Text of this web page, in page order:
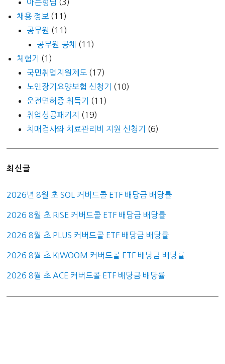
아는형님 (3)
채용 정보 (11)
공무원 (11)
공무원 공채 (11)
체험기
(1)
국민취업지원제도 (17)
노인장기요양보험 신청기
(10)
운전면허증 취득기
(11)
취업성공패키지
(19)
치매검사와 치료관리비 지원 신청기
(6)
최신글
2026년 8월 초 SOL 커버드콜 ETF 배당금 배당률
2026 8월 초 RISE 커버드콜 ETF 배당금 배당률
2026 8월 초 PLUS 커버드콜 ETF 배당금 배당률
2026 8월 초 KIWOOM 커버드콜 ETF 배당금 배당률
2026 8월 초 ACE 커버드콜 ETF 배당금 배당률